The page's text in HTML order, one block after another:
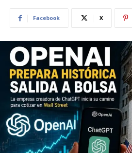
Facebook X